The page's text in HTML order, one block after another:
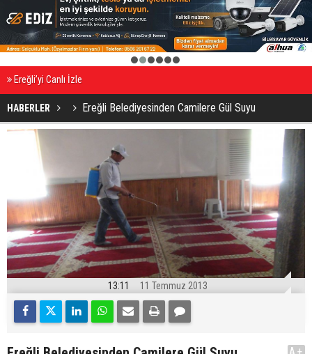
2 3 4 5 6
Ereğli’yi Canlı İzle
HABERLER Ereğli Belediyesinden Camilere Gül Suyu
13:11 11 Temmuz 2013